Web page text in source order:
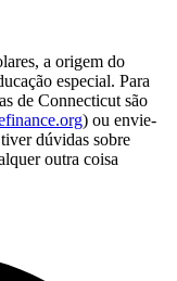
a origem do
especial. Para
de Connecticut são
) ou envie-
dúvidas sobre
outra coisa